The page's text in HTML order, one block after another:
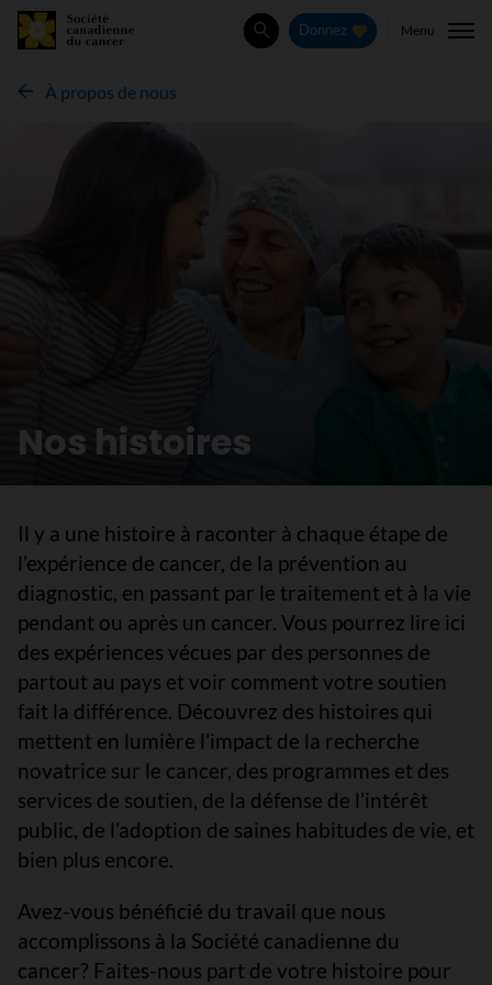
Rechercher
Donnez Menu
À propos de nous
Nos histoires
Il y a une histoire à raconter à chaque étape de
l’expérience de cancer, de la prévention au
diagnostic, en passant par le traitement et à la vie
pendant ou après un cancer. Vous pourrez lire ici
des expériences vécues par des personnes de
partout au pays et voir comment votre soutien
fait la différence. Découvrez des histoires qui
mettent en lumière l’impact de la recherche
novatrice sur le cancer, des programmes et des
services de soutien, de la défense de l’intérêt
public, de l’adoption de saines habitudes de vie, et
bien plus encore.
Avez-vous bénéficié du travail que nous
accomplissons à la Société canadienne du
cancer? Faites-nous part de votre histoire pour